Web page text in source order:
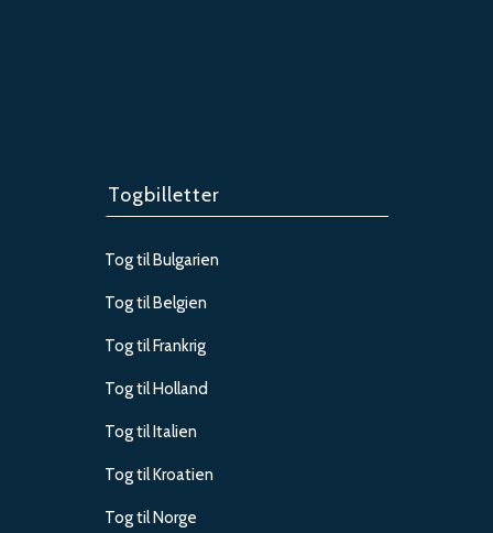
Togbilletter
Tog til Bulgarien
Tog til Belgien
Tog til Frankrig
Tog til Holland
Tog til Italien
Tog til Kroatien
Tog til Norge